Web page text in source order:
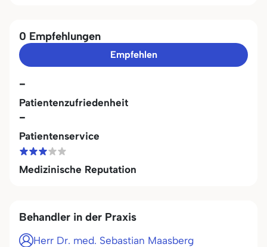
0 Empfehlungen
Empfehlen
-
Patientenzufriedenheit
-
Patientenservice
Medizinische Reputation
Behandler in der Praxis
Herr Dr. med. Sebastian Maasberg